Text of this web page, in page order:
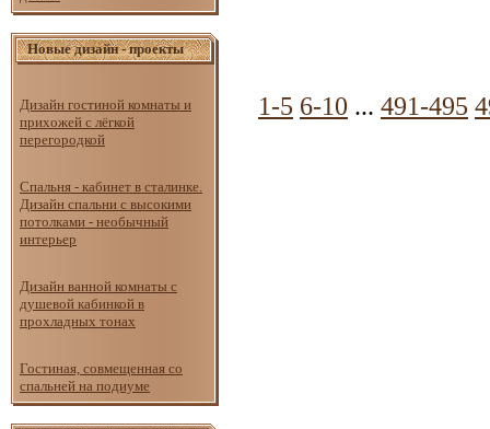
Новые дизайн - проекты
Дизайн гостиной комнаты и
прихожей с лёгкой
перегородкой
Спальня - кабинет в сталинке.
Дизайн спальни с высокими
потолками - необычный
интерьер
Дизайн ванной комнаты с
душевой кабинкой в
прохладных тонах
Гостиная, совмещенная со
спальней на подиуме
1-5 6-10 ... 491-495